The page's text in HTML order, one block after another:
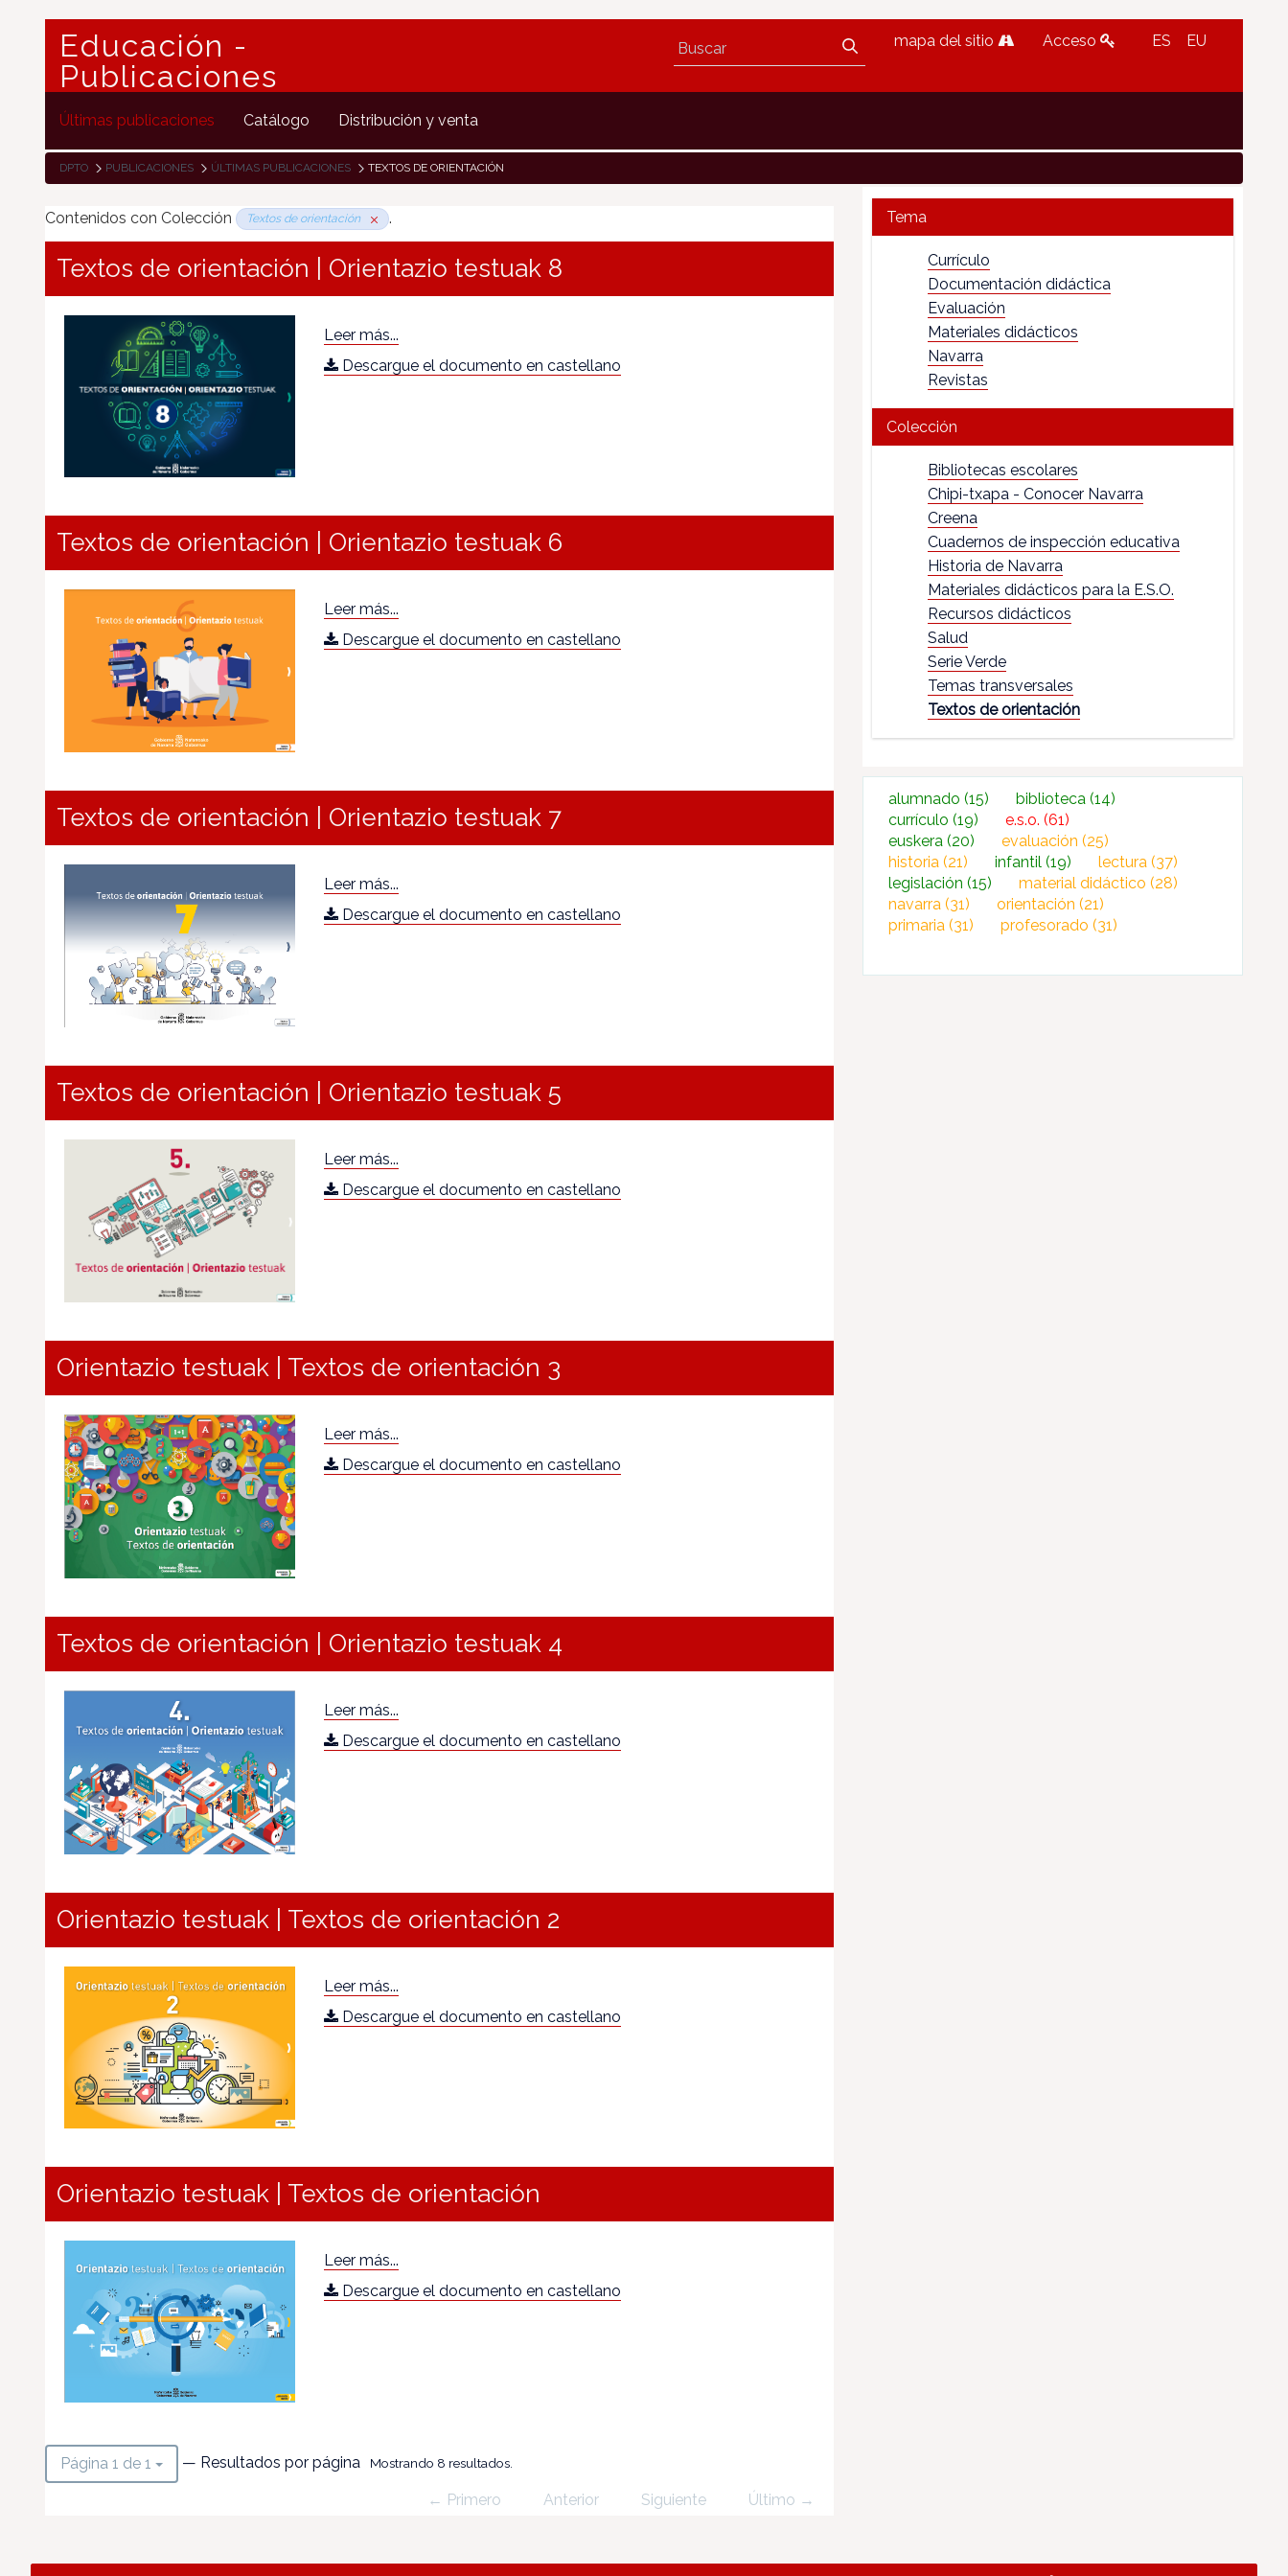
Educación -
Publicaciones
mapa del sitio Acceso ES EU
Últimas publicaciones Catálogo Distribución y venta
DPTO PUBLICACIONES ÚLTIMAS PUBLICACIONES TEXTOS DE ORIENTACIÓN
Contenidos con Colección Textos de orientación .
Textos de orientación | Orientazio testuak 8
Leer más...
Descargue el documento en castellano
Textos de orientación | Orientazio testuak 6
Leer más...
Descargue el documento en castellano
Textos de orientación | Orientazio testuak 7
Leer más...
Descargue el documento en castellano
Textos de orientación | Orientazio testuak 5
Leer más...
Descargue el documento en castellano
Orientazio testuak | Textos de orientación 3
Leer más...
Descargue el documento en castellano
Textos de orientación | Orientazio testuak 4
Leer más...
Descargue el documento en castellano
Orientazio testuak | Textos de orientación 2
Leer más...
Descargue el documento en castellano
Orientazio testuak | Textos de orientación
Leer más...
Descargue el documento en castellano
Página 1 de 1 — Resultados por página Mostrando 8 resultados.
← Primero Anterior Siguiente Último →
Tema
Currículo
Documentación didáctica
Evaluación
Materiales didácticos
Navarra
Revistas
Colección
Bibliotecas escolares
Chipi-txapa - Conocer Navarra
Creena
Cuadernos de inspección educativa
Historia de Navarra
Materiales didácticos para la E.S.O.
Recursos didácticos
Salud
Serie Verde
Temas transversales
Textos de orientación
alumnado(15) biblioteca(14)
currículo(19) e.s.o.(61)
euskera(20) evaluación(25)
historia(21) infantil(19) lectura(37)
legislación(15) material didáctico(28)
navarra(31) orientación(21)
primaria(31) profesorado(31)